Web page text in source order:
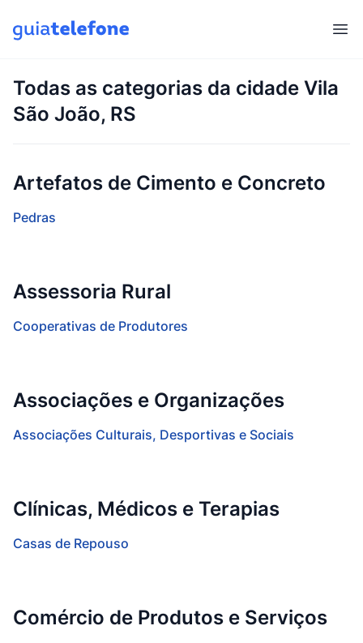
Todas as categorias da cidade Vila
São João, RS
Artefatos de Cimento e Concreto
Pedras
Assessoria Rural
Cooperativas de Produtores
Associações e Organizações
Associações Culturais, Desportivas e Sociais
Clínicas, Médicos e Terapias
Casas de Repouso
Comércio de Produtos e Serviços